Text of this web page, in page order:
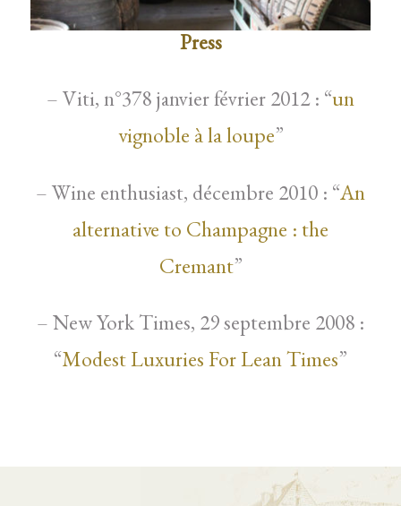
Press
– Viti, n°378 janvier février 2012 : “un
vignoble à la loupe”
– Wine enthusiast, décembre 2010 : “An
alternative to Champagne : the
Cremant”
– New York Times, 29 septembre 2008 :
“Modest Luxuries For Lean Times”